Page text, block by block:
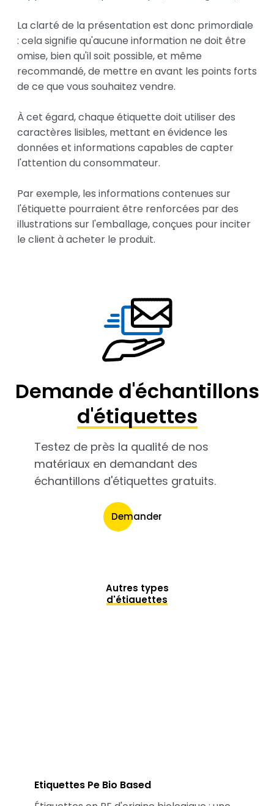
La clarté de la présentation est donc primordiale
: cela signifie qu'aucune information ne doit être
omise, bien qu'il soit possible, et même
recommandé, de mettre en avant les points forts
de ce que vous souhaitez vendre.
À cet égard, chaque étiquette doit utiliser des
caractères lisibles, mettant en évidence les
données et informations capables de capter
l'attention du consommateur.
Par exemple, les informations contenues sur
l'étiquette pourraient être renforcées par des
illustrations sur l'emballage, conçues pour inciter
le client à acheter le produit.
Demande d'échantillons
d'étiquettes
Testez de près la qualité de nos
matériaux en demandant des
échantillons d'étiquettes gratuits.
Demander
Autres types
d'étiquettes
Etiquettes Pe Bio Based